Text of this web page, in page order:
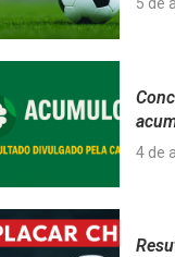
5 de
4 de